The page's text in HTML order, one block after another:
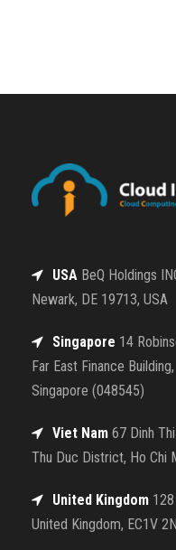
USA BeQ Holdings
Newark, DE 19713, USA
Singapore 14
Far East Finance Building,
Singapore (048545)
Viet Nam 67 Dinh
Thu Duc District, Ho Chi
United Kingdom
United Kingdom, EC1V